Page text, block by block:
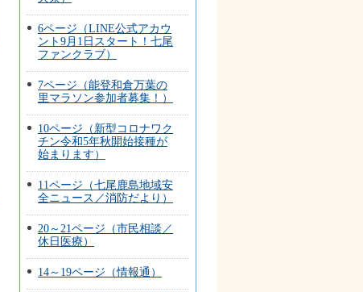
6ページ（LINE公式アカウ
ント9月1日スタート！七尾
ファンクラブ）
7ページ（能登和倉万葉の
里マラソン参加者募集！）
10ページ（新型コロナワク
チン令和5年秋開始接種が
始まります）
11ページ（七尾鹿島地域安
全ニュース／消防だより）
20～21ページ（市民相談／
休日医療）
14～19ページ（情報通）